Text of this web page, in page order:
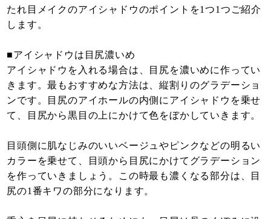
たれ目メイクのアイシャドウのポイントを1つ1つご紹介
します。
■アイシャドウは目尻濃いめ
アイシャドウを入れる場合は、目尻を濃いめに作ってい
きます。最もおすすめな方法は、縦割りのグラデーショ
ンです。目尻のアイホールの内側にアイシャドウを乗せ
て、目尻から黒目の上にかけて色をぼかしていきます。
目頭側に肌なじみのいいベージュやピンクなどの明るい
カラーを乗せて、目頭から目尻にかけてグラデーション
を作っていきましょう。この時最も濃くなる部分は、目
尻の1番キワの部分になります。